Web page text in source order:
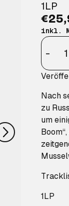
nächstes
1LP
inkl.
Anzahl
-
Nach
zu
um
1LP